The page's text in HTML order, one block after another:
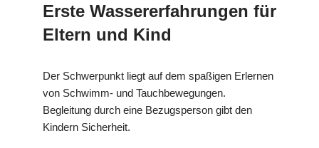
Erste Wassererfahrungen für
Eltern und Kind
Der Schwerpunkt liegt auf dem spaßigen Erlernen
von Schwimm- und Tauchbewegungen.
Begleitung durch eine Bezugsperson gibt den
Kindern Sicherheit.